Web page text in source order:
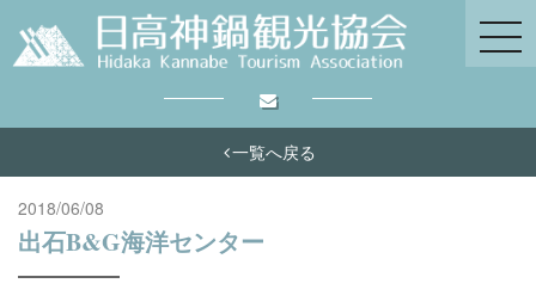
一覧へ戻る
2018/06/08
出石B&G海洋センター